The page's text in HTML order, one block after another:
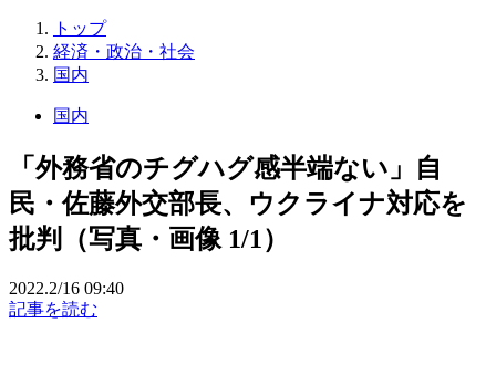
トップ
経済・政治・社会
国内
国内
「外務省のチグハグ感半端ない」自
民・佐藤外交部長、ウクライナ対応を
批判（写真・画像 1/1）
2022.2/16 09:40
記事を読む